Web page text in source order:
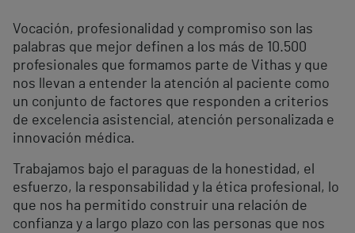
Vocación, profesionalidad y compromiso son las
palabras que mejor definen a los más de 10.500
profesionales que formamos parte de Vithas y que
nos llevan a entender la atención al paciente como
un conjunto de factores que responden a criterios
de excelencia asistencial, atención personalizada e
innovación médica.
Trabajamos bajo el paraguas de la honestidad, el
esfuerzo, la responsabilidad y la ética profesional, lo
que nos ha permitido construir una relación de
confianza y a largo plazo con las personas que nos